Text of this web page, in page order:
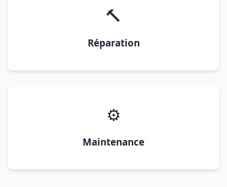
🔨
Réparation
⚙️
Maintenance